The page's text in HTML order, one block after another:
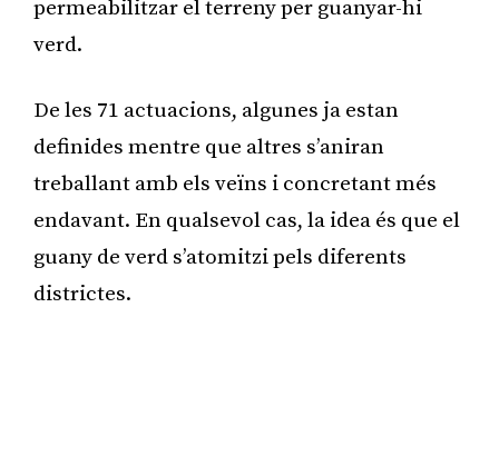
permeabilitzar el terreny per guanyar-hi
verd.
De les 71 actuacions, algunes ja estan
definides mentre que altres s’aniran
treballant amb els veïns i concretant més
endavant. En qualsevol cas, la idea és que el
guany de verd s’atomitzi pels diferents
districtes.